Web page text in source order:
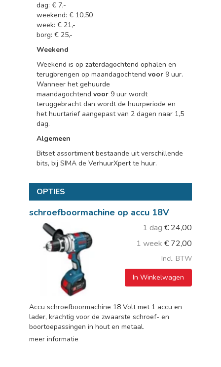
dag: € 7,-
weekend: € 10,50
week: € 21,-
borg: € 25,-
Weekend
Weekend is op zaterdagochtend ophalen en
terugbrengen op maandagochtend voor 9 uur.
Wanneer het gehuurde
maandagochtend voor 9 uur wordt
teruggebracht dan wordt de huurperiode en
het huurtarief aangepast van 2 dagen naar 1,5
dag.
Algemeen
Bitset assortiment bestaande uit verschillende
bits, bij SIMA de VerhuurXpert te huur.
OPTIES
schroefboormachine op accu 18V
1 dag € 24,00
1 week € 72,00
Incl. BTW
In Winkelwagen
Accu schroefboormachine 18 Volt met 1 accu en
lader, krachtig voor de zwaarste schroef- en
boortoepassingen in hout en metaal.
meer informatie